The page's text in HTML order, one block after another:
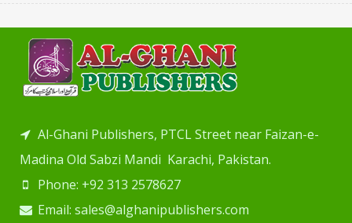
Al-Ghani Publishers, PTCL Street near Faizan-e-
Madina Old Sabzi Mandi Karachi, Pakistan.
Phone: +92 313 2578627
Email: sales@alghanipublishers.com